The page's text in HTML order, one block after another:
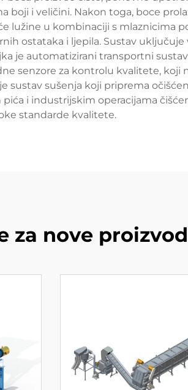
i veličini. Nakon toga, boce
lužine u kombinaciji s mlaznicima
ostataka i ljepila. Sustav
je automatizirani transportni
senzore za kontrolu kvalitete,
sušenja koji priprema
i industrijskim operacijama
standarde kvalitete.
za nove